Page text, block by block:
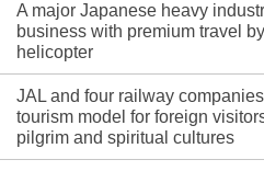
A major Japanese heavy
business with premium travel
helicopter
JAL and four railway
tourism model for foreign
pilgrim and spiritual cultures